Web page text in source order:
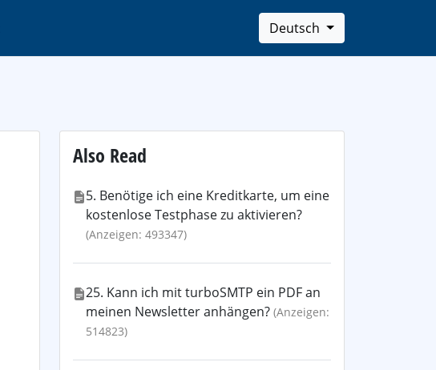
Deutsch
Also Read
5. Benötige ich eine Kreditkarte, um eine
kostenlose Testphase zu aktivieren?
(Anzeigen: 493347)
25. Kann ich mit turboSMTP ein PDF an
meinen Newsletter anhängen? (Anzeigen:
514823)